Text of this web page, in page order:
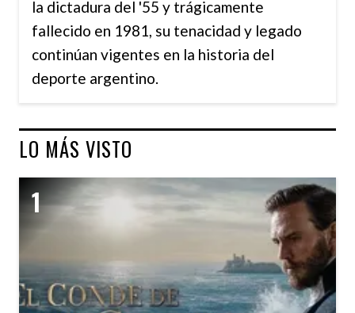
la dictadura del '55 y trágicamente
fallecido en 1981, su tenacidad y legado
continúan vigentes en la historia del
deporte argentino.
LO MÁS VISTO